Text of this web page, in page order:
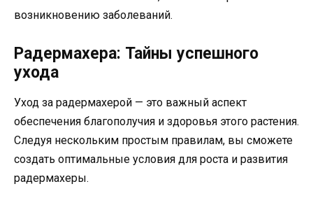
возникновению заболеваний.
Радермахера: Тайны успешного
ухода
Уход за радермахерой — это важный аспект
обеспечения благополучия и здоровья этого растения.
Следуя нескольким простым правилам, вы сможете
создать оптимальные условия для роста и развития
радермахеры.